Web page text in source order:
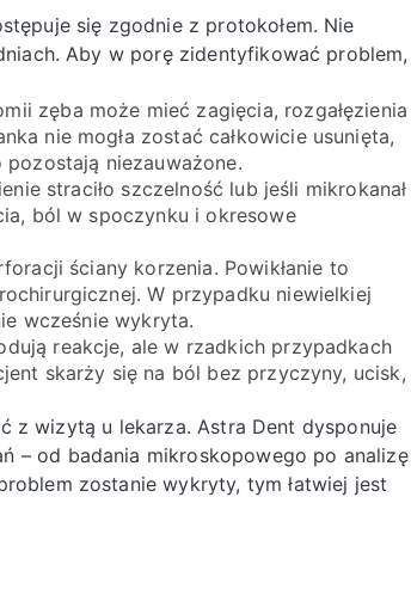
się zgodnie z protokołem. Nie
Aby w porę zidentyfikować problem,
zęba może mieć zagięcia, rozgałęzienia
nie mogła zostać całkowicie usunięta,
niezauważone.
straciło szczelność lub jeśli mikrokanał
ból w spoczynku i okresowe
ściany korzenia. Powikłanie to
W przypadku niewielkiej
wcześnie wykryta.
reakcje, ale w rzadkich przypadkach
skarży się na ból bez przyczyny, ucisk,
z wizytą u lekarza. Astra Dent dysponuje
– od badania mikroskopowego po analizę
zostanie wykryty, tym łatwiej jest